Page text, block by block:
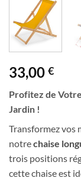
33,00 €
Profitez de
Jardin !
Transformez vos
notrechaise
trois positions
cette chaise est